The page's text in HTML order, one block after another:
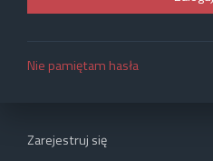
Nie pamiętam hasła
Zarejestruj się